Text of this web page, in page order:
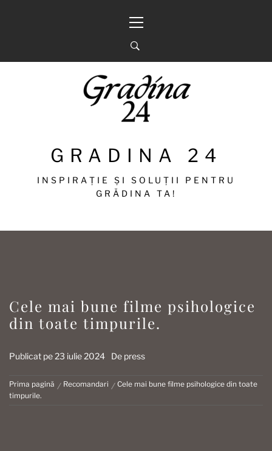
principal
GRADINA 24
INSPIRAȚIE ȘI SOLUȚII PENTRU
GRĂDINA TA!
Cele mai bune filme psihologice
din toate timpurile.
Publicat pe 23 iulie 2024 De press
Prima pagină Recomandari
Cele mai bune filme psihologice din toate
timpurile.